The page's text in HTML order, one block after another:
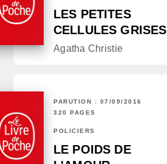
LES PETITES
CELLULES GRISES
Agatha Christie
PARUTION : 07/09/2016
320 PAGES
POLICIERS
LE POIDS DE